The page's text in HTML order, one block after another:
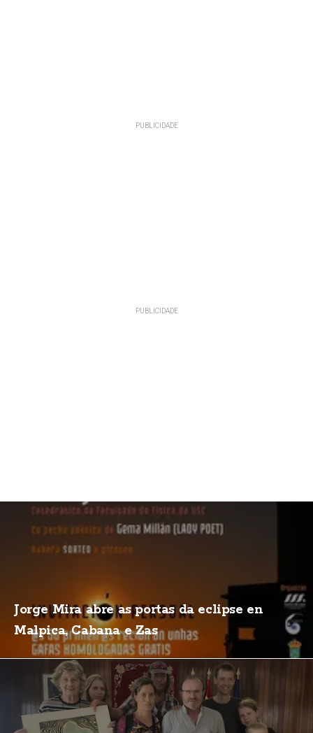
Jorge Mira abre as portas da eclipse en
Malpica, Cabana e Zas